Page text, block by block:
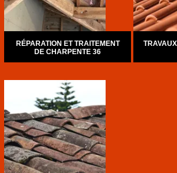
RÉPARATION ET TRAITEMENT
DE CHARPENTE 36